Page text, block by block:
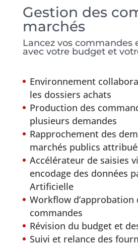
Gestion des
marchés
Lancez vos commandes
avec votre budget et
Environnement
les dossiers achats
Production des
plusieurs demandes
Rapprochement des
marchés publics
Accélérateur de saisies
encodage des données
Artificielle
Workflow d’approbation
commandes
Révision du budget et
Suivi et relance des